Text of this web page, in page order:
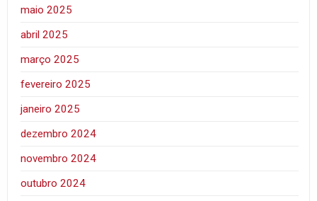
maio 2025
abril 2025
março 2025
fevereiro 2025
janeiro 2025
dezembro 2024
novembro 2024
outubro 2024